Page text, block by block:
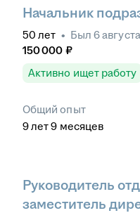
Начальник
50 лет • Был 6 августа
150 000 ₽
Активно ищет работу
Общий опыт
9лет 9 месяцев
Руководитель
заместитель